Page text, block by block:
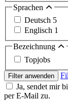
Sprachen
Deutsch 5
Englisch 1
Bezeichnung
Topjobs
Filter anwenden
Ja, sendet mir
per E-Mail zu.